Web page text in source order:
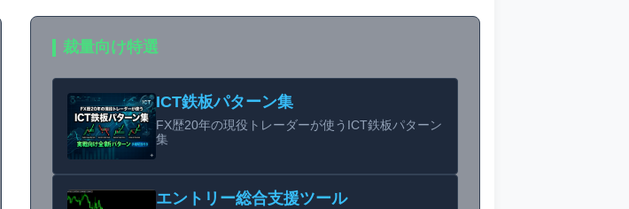
裁量向け特選
ICT鉄板パターン集
FX歴20年の現役トレーダーが使うICT鉄板パターン
集
エントリー総合支援ツール